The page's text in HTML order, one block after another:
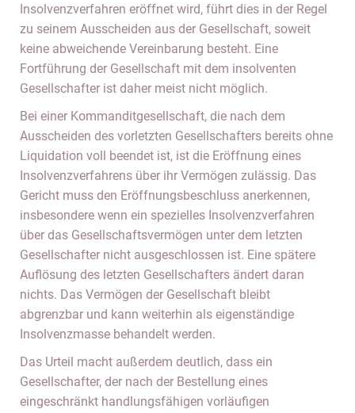
Insolvenzverfahren eröffnet wird, führt dies in der Regel
zu seinem Ausscheiden aus der Gesellschaft, soweit
keine abweichende Vereinbarung besteht. Eine
Fortführung der Gesellschaft mit dem insolventen
Gesellschafter ist daher meist nicht möglich.
Bei einer Kommanditgesellschaft, die nach dem
Ausscheiden des vorletzten Gesellschafters bereits ohne
Liquidation voll beendet ist, ist die Eröffnung eines
Insolvenzverfahrens über ihr Vermögen zulässig. Das
Gericht muss den Eröffnungsbeschluss anerkennen,
insbesondere wenn ein spezielles Insolvenzverfahren
über das Gesellschaftsvermögen unter dem letzten
Gesellschafter nicht ausgeschlossen ist. Eine spätere
Auflösung des letzten Gesellschafters ändert daran
nichts. Das Vermögen der Gesellschaft bleibt
abgrenzbar und kann weiterhin als eigenständige
Insolvenzmasse behandelt werden.
Das Urteil macht außerdem deutlich, dass ein
Gesellschafter, der nach der Bestellung eines
eingeschränkt handlungsfähigen vorläufigen